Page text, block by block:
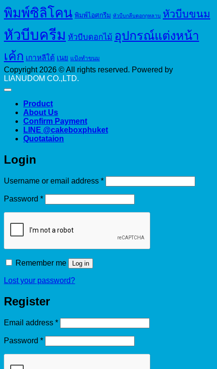
พิมพ์ซิลิโคน พิมพ์ไอศกรีม หัวบีบกลีบดอกกุหลาบ หัวบีบขนม
หัวบีบครีม หัวบีบดอกไม้ อุปกรณ์แต่งหน้า
เค้ก เกาหลีใต้ เนย แป้งทำขนม
Copyright 2026 © All rights reserved. Powered by
LIANUDOM CO.,LTD.
Product
About Us
Confirm Payment
LINE @cakeboxphuket
Quotataion
Login
Username or email address *Required
Password *Required
Remember me Log in
Lost your password?
Register
Email address *Required
Password *Required